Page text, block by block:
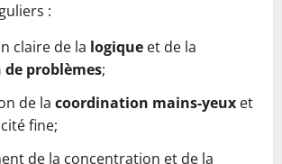
:
claire de la logique et de la
problèmes;
de la coordination mains-yeux et
fine;
de la concentration et de la